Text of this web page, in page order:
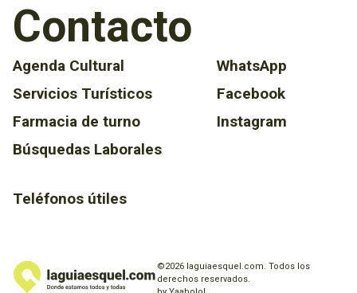
Contacto
Agenda Cultural
Servicios Turísticos
Farmacia de turno
Búsquedas Laborales
Teléfonos útiles
WhatsApp
Facebook
Instagram
©2026 laguiaesquel.com. Todos los
derechos reservados.